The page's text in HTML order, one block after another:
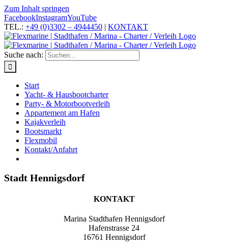
Zum Inhalt springen
FacebookInstagramYouTube
TEL.: +49 (0)3302 – 4944450 | KONTAKT
Suche nach:
Start
Yacht- & Hausbootcharter
Party- & Motorbootverleih
Appartement am Hafen
Kajakverleih
Bootsmarkt
Flexmobil
Kontakt/Anfahrt
Stadt Hennigsdorf
KONTAKT
Marina Stadthafen Hennigsdorf
Hafenstrasse 24
16761 Hennigsdorf